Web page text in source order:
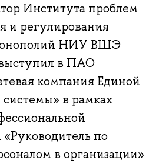
Института проблем
и регулирования
НИУ ВШЭ
в ПАО
компания Единой
в рамках
по
в организации»